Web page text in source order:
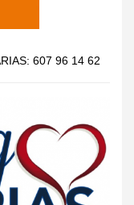
607 96 14 62